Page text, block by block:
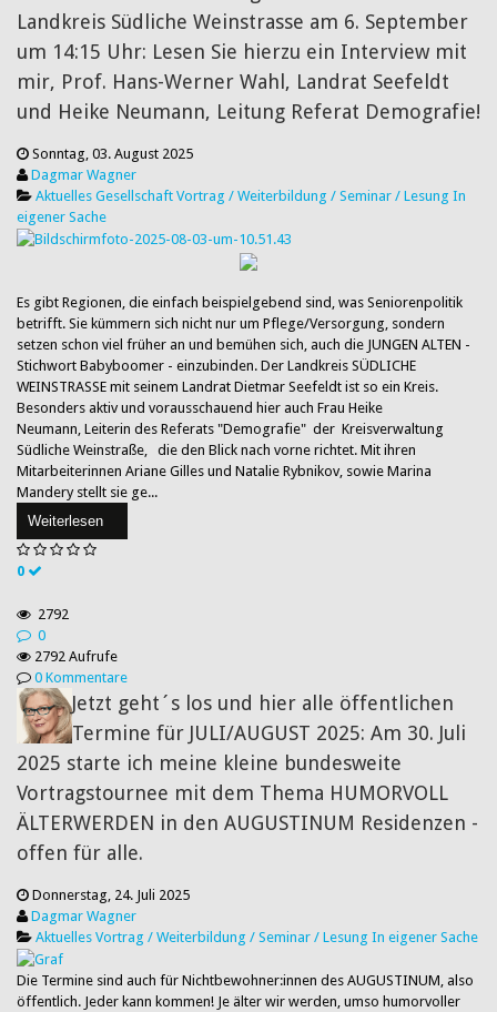
Landkreis Südliche Weinstrasse am 6. September
um 14:15 Uhr: Lesen Sie hierzu ein Interview mit
mir, Prof. Hans-Werner Wahl, Landrat Seefeldt
und Heike Neumann, Leitung Referat Demografie!
Sonntag, 03. August 2025
Dagmar Wagner
Aktuelles Gesellschaft Vortrag / Weiterbildung / Seminar / Lesung In
eigener Sache
​Es gibt Regionen, die einfach beispielgebend sind, was Seniorenpolitik
betrifft. Sie kümmern sich nicht nur um Pflege/Versorgung, sondern
setzen schon viel früher an und bemühen sich, auch die JUNGEN ALTEN -
Stichwort Babyboomer - einzubinden. Der Landkreis SÜDLICHE
WEINSTRASSE mit seinem Landrat Dietmar Seefeldt ist so ein Kreis.
Besonders aktiv und vorausschauend hier auch Frau Heike
Neumann, Leiterin des Referats "Demografie" der Kreisverwaltung
Südliche Weinstraße, die den Blick nach vorne richtet. Mit ihren
Mitarbeiterinnen Ariane Gilles und Natalie Rybnikov, sowie Marina
Mandery stellt sie ge...
Weiterlesen
0
2792
0
2792 Aufrufe
0 Kommentare
Jetzt geht´s los und hier alle öffentlichen
Termine für JULI/AUGUST 2025: Am 30. Juli
2025 starte ich meine kleine bundesweite
Vortragstournee mit dem Thema HUMORVOLL
ÄLTERWERDEN in den AUGUSTINUM Residenzen -
offen für alle.
Donnerstag, 24. Juli 2025
Dagmar Wagner
Aktuelles Vortrag / Weiterbildung / Seminar / Lesung In eigener Sache
Die Termine sind auch für Nichtbewohner:innen des AUGUSTINUM, also
öffentlich. Jeder kann kommen! Je älter wir werden, umso humorvoller